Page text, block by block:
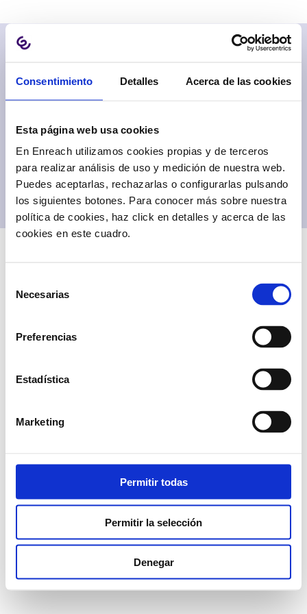
Consentimiento Detalles Acerca de las cookies
Esta página web usa cookies
En Enreach utilizamos cookies propias y de terceros
para realizar análisis de uso y medición de nuestra web.
Puedes aceptarlas, rechazarlas o configurarlas pulsando
los siguientes botones. Para conocer más sobre nuestra
política de cookies, haz click en detalles y acerca de las
cookies en este cuadro.
Necesarias
Preferencias
Estadística
Marketing
Permitir todas
Permitir la selección
Denegar
¡YA PUEDES DESCARGAR EL
INFORME!
DESCARGAR